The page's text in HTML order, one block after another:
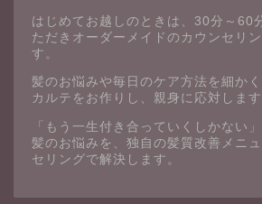
はじめてお越しのときは、30分～60
ただきオーダーメイドのカウンセリ
す。
髪のお悩みや毎日のケア方法を細か
カルテをお作りし、親身に応対します
「もう一生付き合っていくしかない
髪のお悩みを、独自の髪質改善メニ
セリングで解決します。